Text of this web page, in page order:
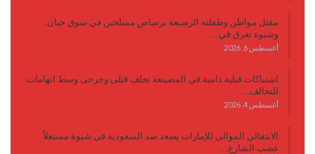
مقتل مواطن وطفلته الرضيعة برصاص مسلحين في سوق حبان..
وشبوة تغرق في…
أغسطس 6, 2026
اشتباكات قبلية دامية في المصينعة تخلف قتلى وجرحى وسط اتهامات
للتحالف…
أغسطس 4, 2026
الانتقالي الموالي للإمارات يصعد ضد السعودية في شبوة مستغلاً
غضب الشارع…